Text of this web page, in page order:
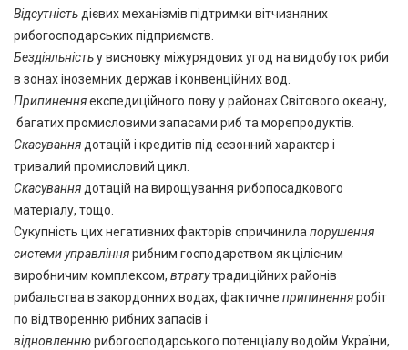
Відсутність дієвих механізмів підтримки вітчизняних
рибогосподарських підприємств.
Бездіяльністьу висновку міжурядових угод на видобуток риби
в зонах іноземних держав і конвенційних вод.
Припиненняекспедиційного лову у районах Світового океану,
багатих промисловими запасами риб та морепродуктів.
Скасування дотацій і кредитів під сезонний характер і
тривалий промисловий цикл.
Скасування дотацій на вирощування рибопосадкового
матеріалу, тощо.
Сукупність цих негативних факторів спричинила порушення
системи управліннярибним господарством як цілісним
виробничим комплексом, втратутрадиційних районів
рибальства в закордонних водах, фактичне припиненняробіт
по відтворенню рибних запасів і
відновленнюрибогосподарського потенціалу водойм України,